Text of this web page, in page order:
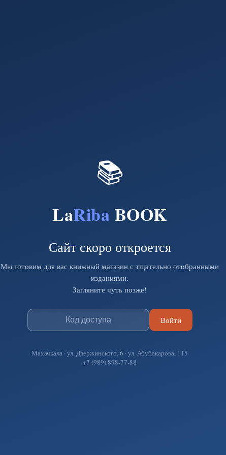
📚
LaRiba BOOK
Сайт скоро откроется
Мы готовим для вас книжный магазин с тщательно отобранными
изданиями.
Загляните чуть позже!
Войти
Махачкала · ул. Дзержинского, 6 · ул. Абубакарова, 115
+7 (989) 898-77-88